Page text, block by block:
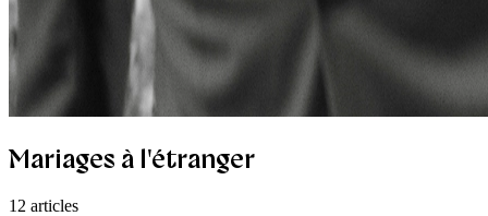
Mariages à l'étranger
12 articles